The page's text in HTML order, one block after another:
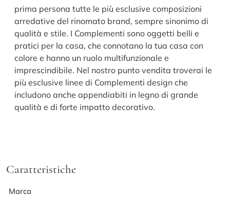
prima persona tutte le più esclusive composizioni
arredative del rinomato brand, sempre sinonimo di
qualità e stile. I Complementi sono oggetti belli e
pratici per la casa, che connotano la tua casa con
colore e hanno un ruolo multifunzionale e
imprescindibile. Nel nostro punto vendita troverai le
più esclusive linee di Complementi design che
includono anche appendiabiti in legno di grande
qualità e di forte impatto decorativo.
Caratteristiche
Marca